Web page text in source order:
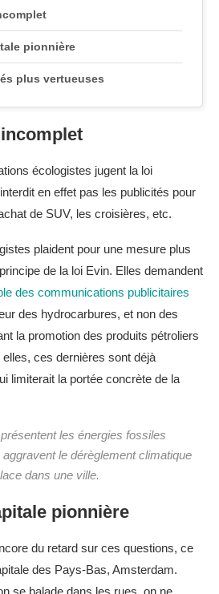
pionnière
plus vertueuses
écologistes jugent la loi
en effet pas les publicités pour
de SUV, les croisières, etc.
plaident pour une mesure plus
de la loi Evin. Elles demandent
des communications publicitaires
des hydrocarbures, et non des
la promotion des produits pétroliers
ces dernières sont déjà
limiterait la portée concrète de la
les énergies fossiles
le dérèglement climatique
dans une ville.
pionnière
du retard sur ces questions, ce
des Pays-Bas, Amsterdam.
se balade dans les rues, on ne